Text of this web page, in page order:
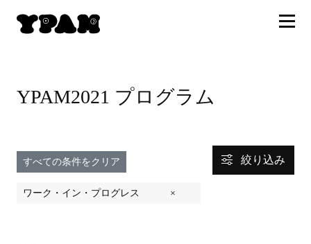
YPAM2021 プログラム
絞り込み
すべての条件をクリア
ワーク・イン・プログレス ×